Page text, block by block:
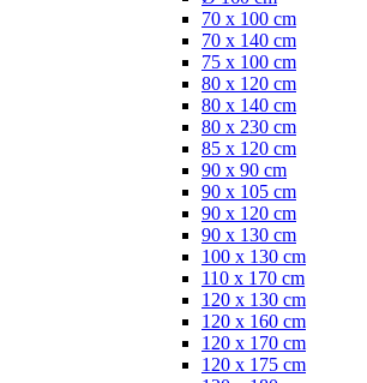
70 x 100 cm
70 x 140 cm
75 x 100 cm
80 x 120 cm
80 x 140 cm
80 x 230 cm
85 x 120 cm
90 x 90 cm
90 x 105 cm
90 x 120 cm
90 x 130 cm
100 x 130 cm
110 x 170 cm
120 x 130 cm
120 x 160 cm
120 x 170 cm
120 x 175 cm